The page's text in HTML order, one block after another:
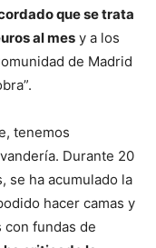
que se trata
al mes y a los
de Madrid
tenemos
Durante 20
se ha acumulado la
hacer camas y
con fundas de